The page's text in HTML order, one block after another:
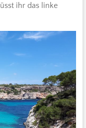
ihr das linke